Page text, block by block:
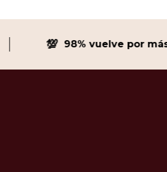
98% vuelve por más